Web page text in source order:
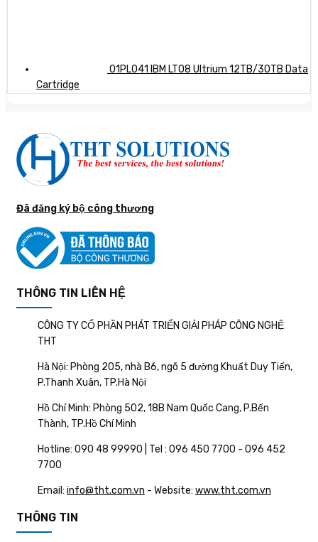
01PL041 IBM LTO8 Ultrium 12TB/30TB Data
Cartridge
Đã đăng ký bộ công thương
THÔNG TIN LIÊN HỆ
CÔNG TY CỔ PHẦN PHÁT TRIỂN GIẢI PHÁP CÔNG NGHỆ
THT
Hà Nội: Phòng 205, nhà B6, ngõ 5 đường Khuất Duy Tiến,
P.Thanh Xuân, TP.Hà Nội
Hồ Chí Minh: Phòng 502, 18B Nam Quốc Cang, P.Bến
Thành, TP.Hồ Chí Minh
Hotline: 090 48 99990 | Tel : 096 450 7700 - 096 452
7700
Email: info@tht.com.vn - Website: www.tht.com.vn
THÔNG TIN